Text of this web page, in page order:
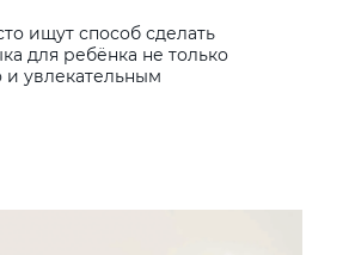
ищут способ сделать
для ребёнка не только
и увлекательным